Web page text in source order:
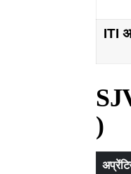
ITI
)